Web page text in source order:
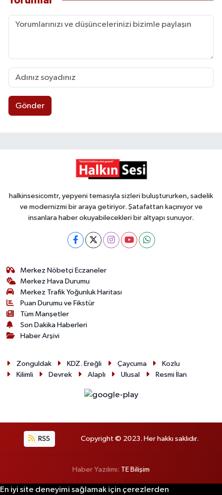
Gönder
halkinsesicomtr, yepyeni temasıyla sizleri buluştururken, sadelik
ve modernizmi bir araya getiriyor. Şatafattan kaçınıyor ve
insanlara haber okuyabilecekleri bir altyapı sunuyor.
Merkez Nöbetçi Eczaneler
Merkez Hava Durumu
Merkez Trafik Yoğunluk Haritası
Puan Durumu ve Fikstür
Tüm Manşetler
Son Dakika Haberleri
Haber Arşivi
Zonguldak KDZ. Ereğli Çaycuma
Kozlu
Kilimli
Devrek Alaplı Ulusal Resmi İlan
RSS Copyright © 2023. Her hakkı saklıdır.
Haber Yazılımı: TE Bilişim
En iyi site deneyimi sağlamak için çerezlerden